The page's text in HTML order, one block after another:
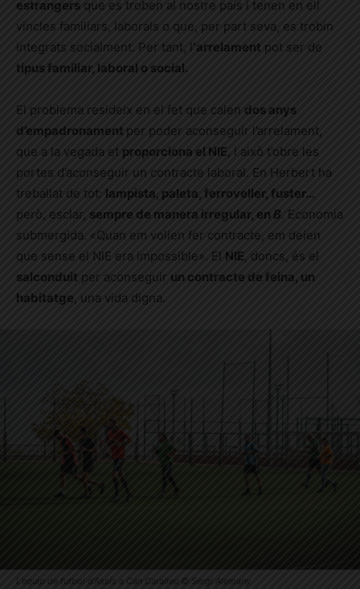
estrangers que es troben al nostre país i tenen en ell
vincles familiars, laborals o que, per part seva, es trobin
integrats socialment. Per tant, l ‘arrelament pot ser de
tipus familiar, laboral o social.
El problema resideix en el fet que calen dos anys
d’empadronament per poder aconseguir l’arrelament,
que a la vegada et proporciona el NIE, i això t’obre les
portes d’aconseguir un contracte laboral. En Herbert ha
treballat de tot: lampista, paleta, ferroveller, fuster…
però, esclar, sempre de manera irregular, en B . Economia
submergida. «Quan em volien fer contracte, em deien
que sense el NIE era impossible». El NIE, doncs, és el
salconduit per aconseguir un contracte de feina, un
habitatge, una vida digna.
L’equip de futbol d’Assís a Can Caralleu © Sergi Alemany